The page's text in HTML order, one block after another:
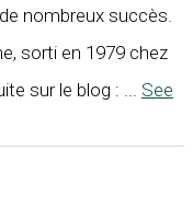
nombreux succès.
sorti en 1979 chez
sur le blog :
See